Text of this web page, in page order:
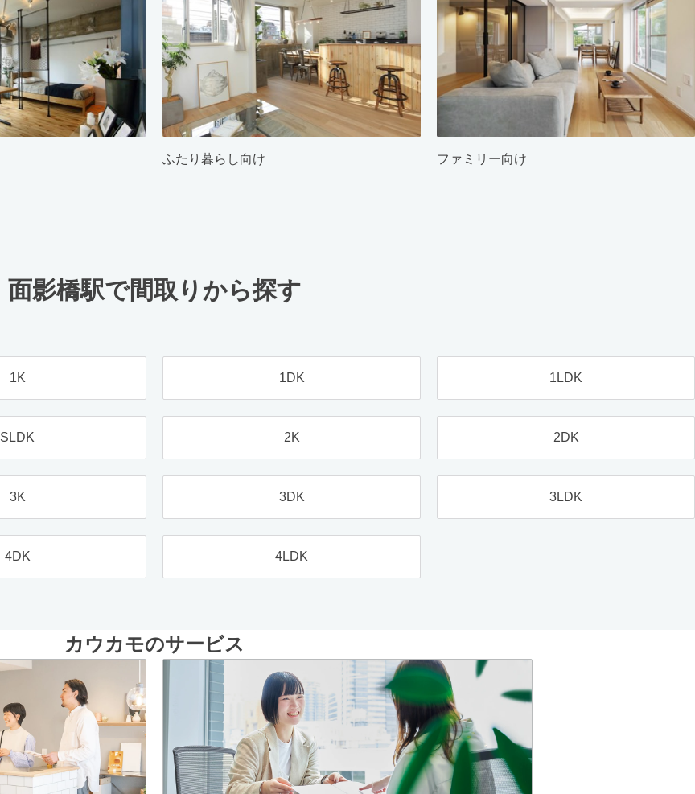
ふたり暮らし向け ファミリー向け
面影橋駅で間取りから探す
1K 1DK 1LDK
SLDK 2K 2DK
3K 3DK 3LDK
4DK 4LDK
カウカモのサービス